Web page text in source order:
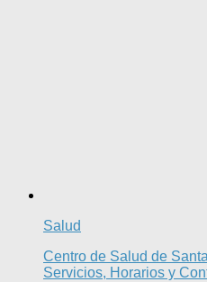
Salud
Centro de Salud de
Servicios, Horarios y